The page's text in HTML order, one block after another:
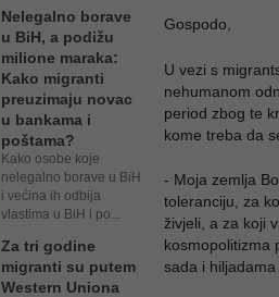
Nelegalno borave
u BiH, a podižu
milione maraka:
Kako migranti
preuzimaju novac
u bankama i
poštama?
Kako osobe koje
nelegalno borave u BiH
i većina ih odbija
vlastima u BiH i po...
Za tri godine
migranti su putem
Western Uniona
Gospodo,
U vezi s
nehumanom
period zbog te
kome treba da
- Moja zemlja
toleranciju, za
živjeli, a za koji
kosmopolitizma
sada i